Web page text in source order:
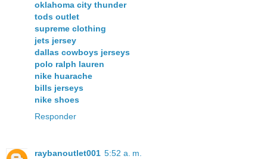
oklahoma city thunder
tods outlet
supreme clothing
jets jersey
dallas cowboys jerseys
polo ralph lauren
nike huarache
bills jerseys
nike shoes
Responder
raybanoutlet001 5:52 a. m.